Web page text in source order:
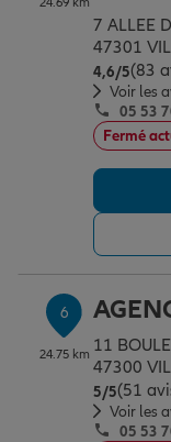
7 ALLEE
47301
4,6/5Note de
(83
Voir les
05 53
Fermé
6
24.75 km 11
47300
5/5Note de 5
(51
Voir les
05 53